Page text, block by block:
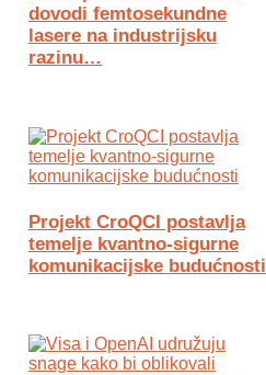
dovodi femtosekundne
lasere na industrijsku
razinu…
Projekt CroQCI postavlja
temelje kvantno-sigurne
komunikacijske budućnosti